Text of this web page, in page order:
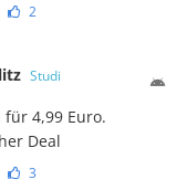
2
Studi
für 4,99 Euro.
Deal
3